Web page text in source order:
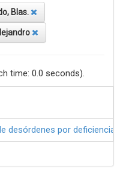
Blas.
time: 0.0 seconds).
desórdenes por deficiencia